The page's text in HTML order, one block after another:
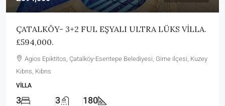
ÇATALKÖY- 3+2 FUL EŞYALI ULTRA LÜKS VİLLA.
£594,000.
Agios Epiktitos, Çatalköy-Esentepe Belediyesi, Girne ilçesi, Kuzey
Kıbrıs, Kıbrıs
VILLA
3 3 180